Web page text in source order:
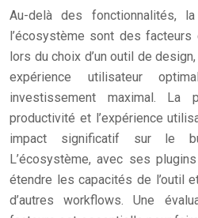
Au-delà des fonctionnalités,
l’écosystème sont des
lors du choix d’un outil de
expérience utilisateur
investissement maximal. La
productivité et l’expérience
impact significatif sur le
L’écosystème, avec ses
étendre les capacités de l’outil
d’autres workflows. Une